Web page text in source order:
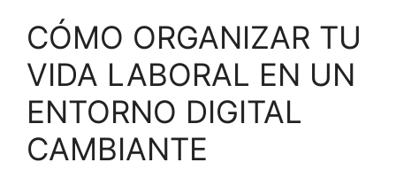
CÓMO ORGANIZAR TU
VIDA LABORAL EN UN
ENTORNO DIGITAL
CAMBIANTE